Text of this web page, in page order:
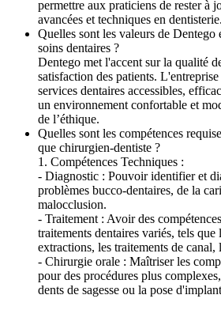
permettre aux praticiens de rester à
avancées et techniques en dentisterie.
Quelles sont les valeurs de Dentego
soins dentaires ?
Dentego met l'accent sur la qualité
satisfaction des patients.
services dentaires accessibles,
un environnement confortable et
de l’éthique.
Quelles sont les compétences
que chirurgien-dentiste ?
1. Compétences Techniques :
- Diagnostic : Pouvoir identifier et
problèmes bucco-dentaires, de la
malocclusion.
- Traitement : Avoir des
traitements dentaires variés, tels que
extractions, les traitements de canal,
- Chirurgie orale : Maîtriser les
pour des procédures plus
dents de sagesse ou la pose